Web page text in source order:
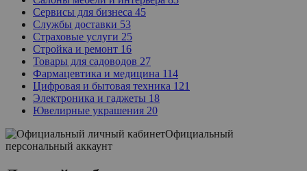
Сервисы для бизнеса 45
Службы доставки 53
Страховые услуги 25
Стройка и ремонт 16
Товары для садоводов 27
Фармацевтика и медицина 114
Цифровая и бытовая техника 121
Электроника и гаджеты 18
Ювелирные украшения 20
Официальный
персональный аккаунт